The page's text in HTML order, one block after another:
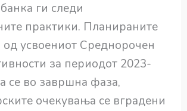
ги следи
практики. Планираните
од усвоениот Среднорочен
за периодот 2023-
се во завршна фаза,
очекувања се вградени